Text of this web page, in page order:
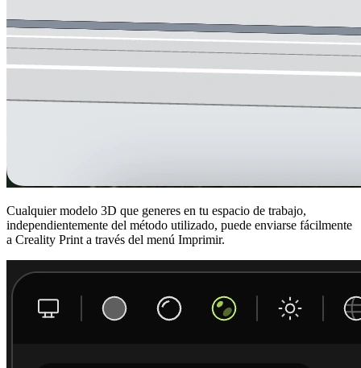
Cualquier modelo 3D que generes en tu espacio de trabajo,
independientemente del método utilizado, puede enviarse fácilmente
a Creality Print a través del menú Imprimir.